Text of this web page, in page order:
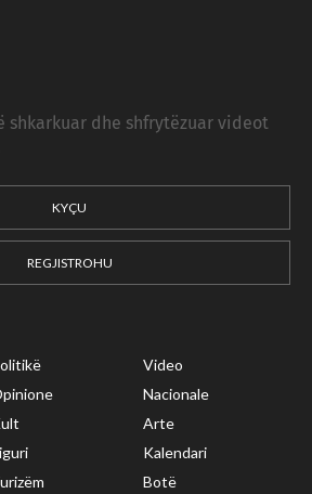
shkarkuar dhe shfrytëzuar videot
KYÇU
REGJISTROHU
Video
Nacionale
Arte
Kalendari
Botë